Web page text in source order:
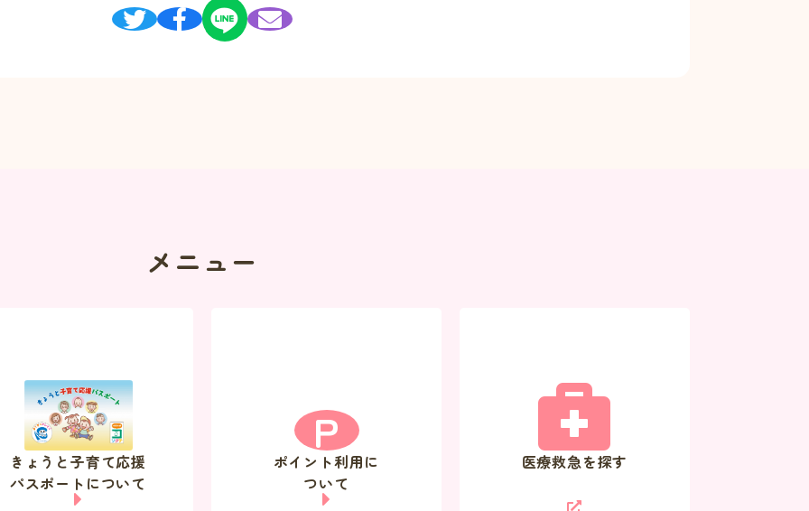
メニュー
きょうと子育て応援
パスポートについて
P
ポイント利用に
ついて
医療救急を探す